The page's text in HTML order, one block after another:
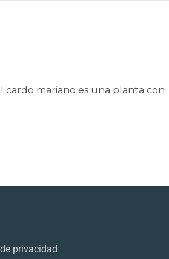
cardo mariano es una planta con
privacidad